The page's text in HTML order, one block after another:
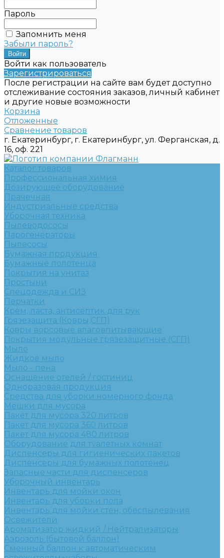
Пароль
Запомнить меня
Забыли пароль?
Войти как пользователь
Зарегистрироваться
После регистрации на сайте вам будет доступно
отслеживание состояния заказов, личный кабинет
и другие новые возможности
Корзина
Отложенные
Сравнение товаров
г. Екатеринбург, г. Екатеринбург, ул. Ферганская, д.
16, оф. 221
Каталог товаров
Профессиональная химия
Дозирующее оборудование
Прачечная
Индустриальные средства
Уборочная техника
Пылеводососы
Парогенераторы
Пылесосы
Бумажная продукция
Бумажные полотенца
Покрытия на унитаз
Простыни
Спецодежда и СИЗ
Перчатки
Крем, паста, антисептик для рук
Грязезащита (Ковры,СГП)
Ковры ворсовые влаговпитывающие
Покрытия модульные грязезащитные (СГП)
Мыло
Жидкое мыло
Мыло - пена
Оснащение отелей / гостиниц
Одноразовая продукция
Средства для уборки номерного фонда
Мешки для мусора
Пакет для мусора 320 литров
Пакет для мусора 360 литров
Пакет для мусора 480 литров
Оборудование для туалетных комнат
Диспенсеры для гигиенических пакетов
Диспенсеры для бумажных полотенец
Запасные части для диспенсеров
Уборочный инвентарь
Инвентарь для мойки окон
Инвентарь для уборки пола
Инвентарь для мойки стен, обеспылевания
Освежители
Ароматизатор жидкий / Нейтрализаторы
Аэрозоль (бытовой баллон)
Сменный баллон к автоматическим